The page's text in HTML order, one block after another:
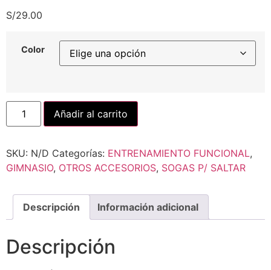
S/29.00
Color
Añadir al carrito
SKU: N/D Categorías: ENTRENAMIENTO FUNCIONAL,
GIMNASIO, OTROS ACCESORIOS, SOGAS P/ SALTAR
Descripción Información adicional
Descripción